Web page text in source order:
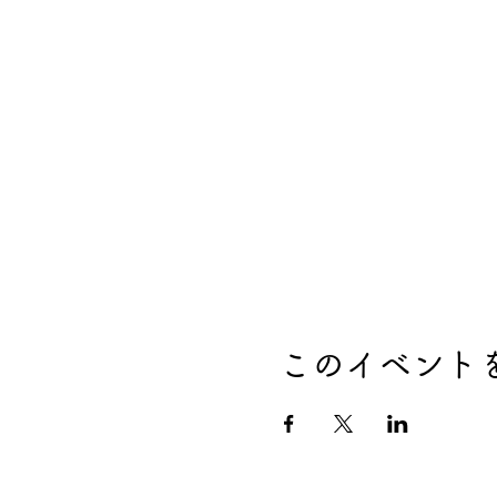
このイベント